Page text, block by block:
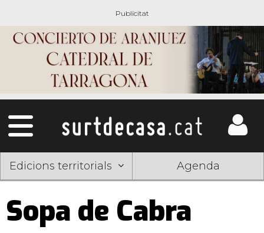
Edicions territorials Agenda
Sopa de Cabra